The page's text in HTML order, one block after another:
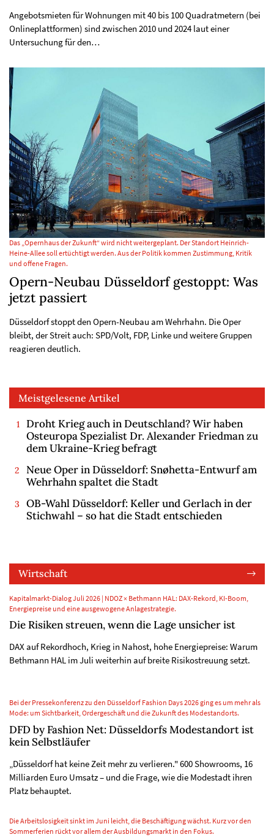
Angebotsmieten für Wohnungen mit 40 bis 100 Quadratmetern (bei
Onlineplattformen) sind zwischen 2010 und 2024 laut einer
Untersuchung für den…
Das „Opernhaus der Zukunft“ wird nicht weitergeplant. Der Standort Heinrich-
Heine-Allee soll ertüchtigt werden. Aus der Politik kommen Zustimmung, Kritik
und offene Fragen.
Opern-Neubau Düsseldorf gestoppt: Was
jetzt passiert
Düsseldorf stoppt den Opern-Neubau am Wehrhahn. Die Oper
bleibt, der Streit auch: SPD/Volt, FDP, Linke und weitere Gruppen
reagieren deutlich.
Meistgelesene Artikel
Droht Krieg auch in Deutschland? Wir haben
Osteuropa Spezialist Dr. Alexander Friedman zu
dem Ukraine-Krieg befragt
Neue Oper in Düsseldorf: Snøhetta-Entwurf am
Wehrhahn spaltet die Stadt
OB-Wahl Düsseldorf: Keller und Gerlach in der
Stichwahl – so hat die Stadt entschieden
Wirtschaft
Kapitalmarkt-Dialog Juli 2026 | NDOZ × Bethmann HAL: DAX-Rekord, KI-Boom,
Energiepreise und eine ausgewogene Anlagestrategie.
Die Risiken streuen, wenn die Lage unsicher ist
DAX auf Rekordhoch, Krieg in Nahost, hohe Energiepreise: Warum
Bethmann HAL im Juli weiterhin auf breite Risikostreuung setzt.
Bei der Pressekonferenz zu den Düsseldorf Fashion Days 2026 ging es um mehr als
Mode: um Sichtbarkeit, Ordergeschäft und die Zukunft des Modestandorts.
DFD by Fashion Net: Düsseldorfs Modestandort ist
kein Selbstläufer
„Düsseldorf hat keine Zeit mehr zu verlieren." 600 Showrooms, 16
Milliarden Euro Umsatz – und die Frage, wie die Modestadt ihren
Platz behauptet.
Die Arbeitslosigkeit sinkt im Juni leicht, die Beschäftigung wächst. Kurz vor den
Sommerferien rückt vor allem der Ausbildungsmarkt in den Fokus.